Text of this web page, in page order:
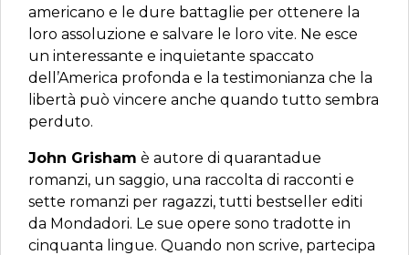
americano e le dure battaglie per ottenere la
loro assoluzione e salvare le loro vite. Ne esce
un interessante e inquietante spaccato
dell’America profonda e la testimonianza che la
libertà può vincere anche quando tutto sembra
perduto.
John Grisham è autore di quarantadue
romanzi, un saggio, una raccolta di racconti e
sette romanzi per ragazzi, tutti bestseller editi
da Mondadori. Le sue opere sono tradotte in
cinquanta lingue. Quando non scrive, partecipa